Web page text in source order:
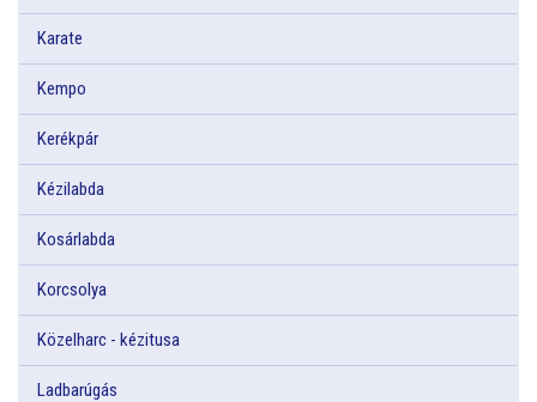
Karate
Kempo
Kerékpár
Kézilabda
Kosárlabda
Korcsolya
Közelharc - kézitusa
Ladbarúgás